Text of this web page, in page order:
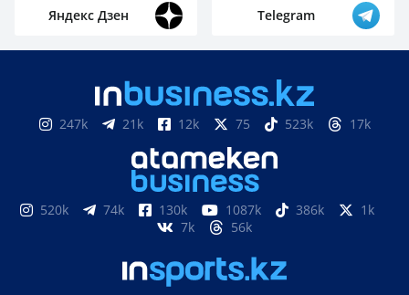
Яндекс Дзен Telegram
247k 21k 12k 75 523k 17k
520k 74k 130k 1087k 386k
1k
7k
56k